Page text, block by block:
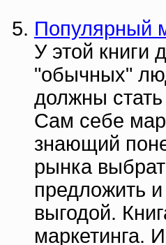
Популярный
У этой книги
"обычных"
должны
Сам себе
знающий
рынка
предложить
выгодой.
маркетинга.